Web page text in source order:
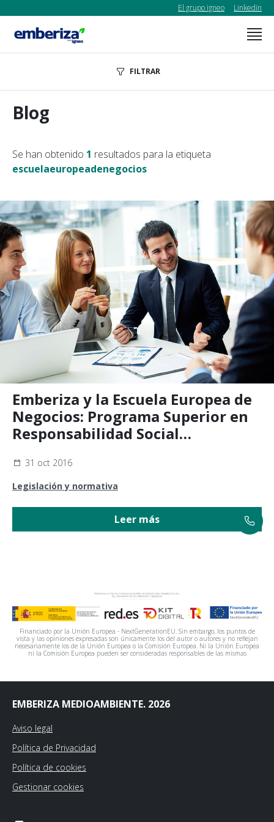
El grupo igneo Linkedin
FILTRAR
Blog
Se han obtenido 1 resultados para la etiqueta
escuelaeuropeadenegocios
Emberiza y la Escuela Europea de
Negocios: Programa Superior en
Responsabilidad Social
31 oct 2016
Legislación y normativa
Leer más
Financiado por la Unión Europea - NextGenerationEU. Sin embargo, los puntos de
vista y las opiniones expresadas son únicamente los del autor o autores y no reflejan
necesariamente los de la Unión Europea o la Comisión Europea. Ni la Unión Europea
ni la Comisión Europea pueden ser consideradas responsables de las mismas
EMBERIZA MEDIOAMBIENTE. 2026
Aviso legal
Política de Privacidad
Política de cookies
Gestionar cookies